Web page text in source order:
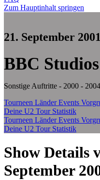
Zum Hauptinhalt springen
21. September 2001
BBC Studios
Sonstige Auftritte - 2000 - 2004
Tourneen LänderEvents
Deine U2 Tour Statistik
Tourneen LänderEvents
Deine U2 Tour Statistik
Show Details
September